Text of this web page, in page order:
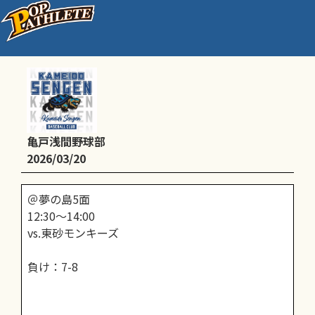
江東大会（全学年）
亀戸浅間野球部
2026/03/20
＠夢の島5面
12:30～14:00
vs.東砂モンキーズ
負け：7-8